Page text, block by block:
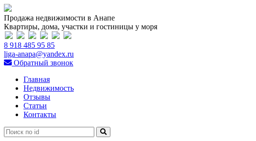
Продажа недвижимости в Анапе
Квартиры, дома, участки и гостиницы у моря
8 918 485 95 85
liga-anapa@yandex.ru
Обратный звонок
Главная
Недвижимость
Отзывы
Статьи
Контакты